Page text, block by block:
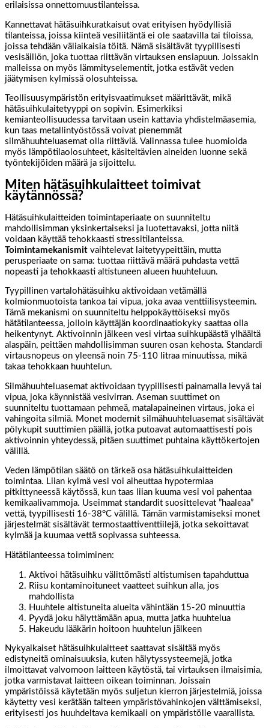
erilaisissa onnettomuustilanteissa.
Kannettavat hätäsuihkuratkaisut ovat erityisen hyödyllisiä
tilanteissa, joissa kiinteä vesiliitäntä ei ole saatavilla tai tiloissa,
joissa tehdään väliaikaisia töitä. Nämä sisältävät tyypillisesti
vesisäiliön, joka tuottaa riittävän virtauksen ensiapuun. Joissakin
malleissa on myös lämmityselementit, jotka estävät veden
jäätymisen kylmissä olosuhteissa.
Teollisuusympäristön erityisvaatimukset määrittävät, mikä
hätäsuihkulaitetyyppi on sopivin. Esimerkiksi
kemianteollisuudessa tarvitaan usein kattavia yhdistelmäasemia,
kun taas metallintyöstössä voivat pienemmät
silmähuuhteluasemat olla riittäviä. Valinnassa tulee huomioida
myös lämpötilaolosuhteet, käsiteltävien aineiden luonne sekä
työntekijöiden määrä ja sijoittelu.
Miten hätäsuihkulaitteet toimivat
käytännössä?
Hätäsuihkulaitteiden toimintaperiaate on suunniteltu
mahdollisimman yksinkertaiseksi ja luotettavaksi, jotta niitä
voidaan käyttää tehokkaasti stressitilanteissa.
Toimintamekanismit vaihtelevat laitetyypeittäin, mutta
perusperiaate on sama: tuottaa riittävä määrä puhdasta vettä
nopeasti ja tehokkaasti altistuneen alueen huuhteluun.
Tyypillinen vartalohätäsuihku aktivoidaan vetämällä
kolmionmuotoista tankoa tai vipua, joka avaa venttiilisysteemin.
Tämä mekanismi on suunniteltu helppokäyttöiseksi myös
hätätilanteessa, jolloin käyttäjän koordinaatiokyky saattaa olla
heikentynyt. Aktivoinnin jälkeen vesi virtaa suihkupäästä ylhäältä
alaspäin, peittäen mahdollisimman suuren osan kehosta. Standardi
virtausnopeus on yleensä noin 75-110 litraa minuutissa, mikä
takaa tehokkaan huuhtelun.
Silmähuuhteluasemat aktivoidaan tyypillisesti painamalla levyä tai
vipua, joka käynnistää vesivirran. Aseman suuttimet on
suunniteltu tuottamaan pehmeä, matalapaineinen virtaus, joka ei
vahingoita silmiä. Monet modernit silmähuuhteluasemat sisältävät
pölykupit suuttimien päällä, jotka putoavat automaattisesti pois
aktivoinnin yhteydessä, pitäen suuttimet puhtaina käyttökertojen
välillä.
Veden lämpötilan säätö on tärkeä osa hätäsuihkulaitteiden
toimintaa. Liian kylmä vesi voi aiheuttaa hypotermiaa
pitkittyneessä käytössä, kun taas liian kuuma vesi voi pahentaa
kemikaalivammoja. Useimmat standardit suosittelevat ”haaleaa”
vettä, tyypillisesti 16-38°C välillä. Tämän varmistamiseksi monet
järjestelmät sisältävät termostaattiventtiilejä, jotka sekoittavat
kylmää ja kuumaa vettä sopivassa suhteessa.
Hätätilanteessa toimiminen:
Aktivoi hätäsuihku välittömästi altistumisen tapahduttua
Riisu kontaminoituneet vaatteet suihkun alla, jos
mahdollista
Huuhtele altistuneita alueita vähintään 15-20 minuuttia
Pyydä joku hälyttämään apua, mutta jatka huuhtelua
Hakeudu lääkärin hoitoon huuhtelun jälkeen
Nykyaikaiset hätäsuihkulaitteet saattavat sisältää myös
edistyneitä ominaisuuksia, kuten hälytyssysteemejä, jotka
ilmoittavat valvomoon laitteen käytöstä, tai virtauksen ilmaisimia,
jotka varmistavat laitteen oikean toiminnan. Joissain
ympäristöissä käytetään myös suljetun kierron järjestelmiä, joissa
käytetty vesi kerätään talteen ympäristövahinkojen välttämiseksi,
erityisesti jos huuhdeltava kemikaali on ympäristölle vaarallista.